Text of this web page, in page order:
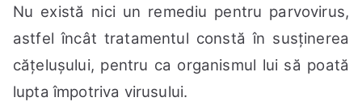
Nu există nici un remediu pentru parvovirus,
astfel încât tratamentul constă în susținerea
cățelușului, pentru ca organismul lui să poată
lupta împotriva virusului.